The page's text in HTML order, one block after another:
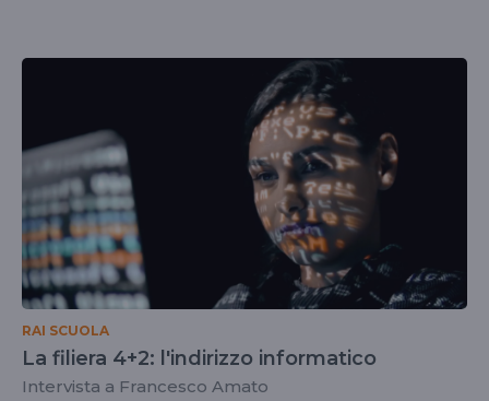
RAI SCUOLA
La filiera 4+2: l'indirizzo informatico
Intervista a Francesco Amato